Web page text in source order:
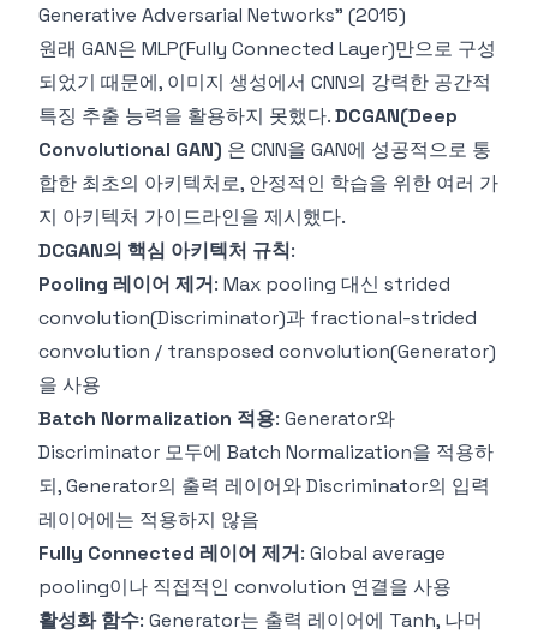
Generative Adversarial Networks" (2015)
원래 GAN은 MLP(Fully Connected Layer)만으로 구성
되었기 때문에, 이미지 생성에서 CNN의 강력한 공간적
특징 추출 능력을 활용하지 못했다.DCGAN(Deep
Convolutional GAN) 은 CNN을 GAN에 성공적으로 통
합한 최초의 아키텍처로, 안정적인 학습을 위한 여러 가
지 아키텍처 가이드라인을 제시했다.
DCGAN의 핵심 아키텍처 규칙:
Pooling 레이어 제거: Max pooling 대신 strided
convolution(Discriminator)과 fractional-strided
convolution / transposed convolution(Generator)
을 사용
Batch Normalization 적용: Generator와
Discriminator 모두에 Batch Normalization을 적용하
되, Generator의 출력 레이어와 Discriminator의 입력
레이어에는 적용하지 않음
Fully Connected 레이어 제거: Global average
pooling이나 직접적인 convolution 연결을 사용
활성화 함수: Generator는 출력 레이어에 Tanh, 나머